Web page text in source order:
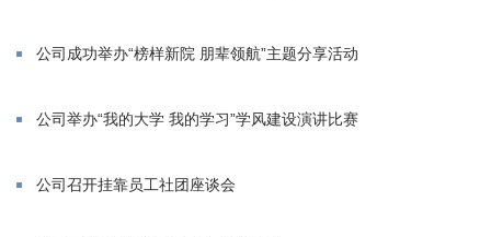
公司成功举办“榜样新院 朋辈领航”主题分享活动
公司举办“我的大学 我的学习”学风建设演讲比赛
公司召开挂靠员工社团座谈会